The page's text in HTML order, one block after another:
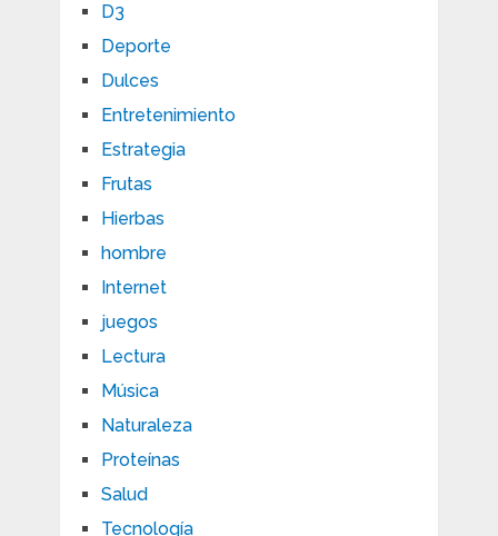
D3
Deporte
Dulces
Entretenimiento
Estrategia
Frutas
Hierbas
hombre
Internet
juegos
Lectura
Música
Naturaleza
Proteínas
Salud
Tecnología